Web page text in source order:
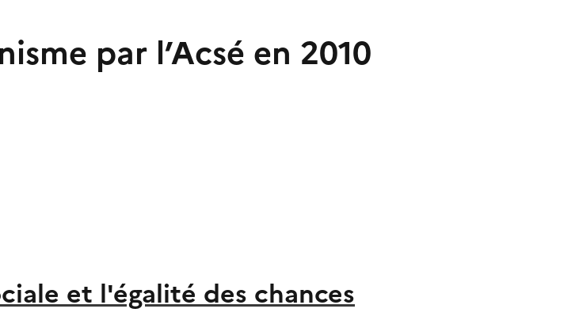
par l’Acsé en 2010
et l'égalité des chances